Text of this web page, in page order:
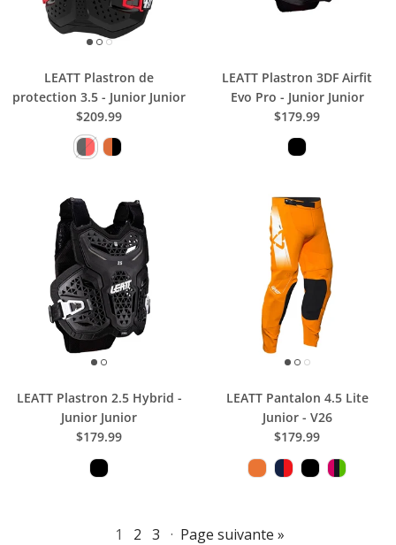
LEATT Plastron de
protection 3.5 - Junior Junior
$209.99
LEATT Plastron 3DF Airfit
Evo Pro - Junior Junior
$179.99
LEATT Plastron 2.5 Hybrid -
Junior Junior
$179.99
LEATT Pantalon 4.5 Lite
Junior - V26
$179.99
1 2 3 · Page suivante »